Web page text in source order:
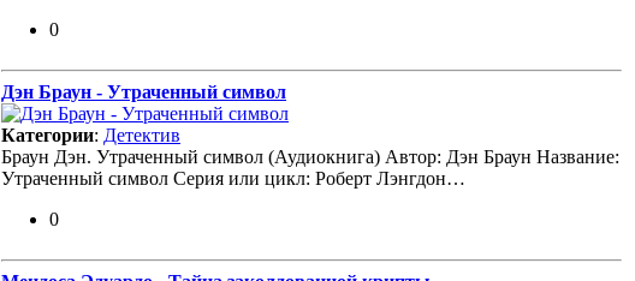
0
Дэн Браун - Утраченный символ
Категории: Детектив
Браун Дэн. Утраченный символ (Аудиокнига) Автор: Дэн Браун Название:
Утраченный символ Серия или цикл: Роберт Лэнгдон…
0